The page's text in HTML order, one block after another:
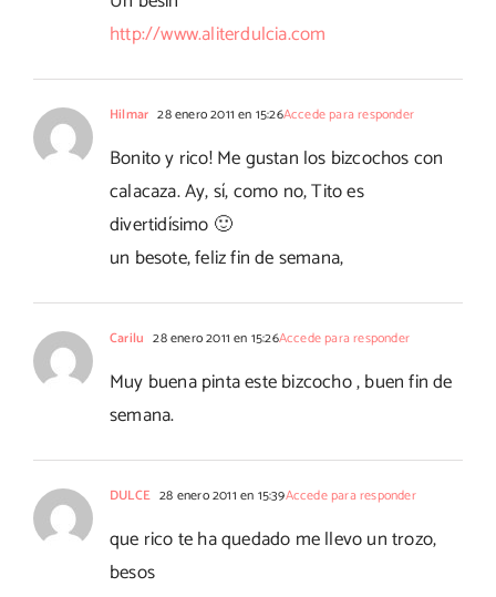
http://www.aliterdulcia.com
Hilmar 28 enero 2011 en 15:26Accede para responder
Bonito y rico! Me gustan los bizcochos con
calacaza. Ay, sí, como no, Tito es
divertidísimo 🙂
un besote, feliz fin de semana,
Carilu 28 enero 2011 en 15:26Accede para responder
Muy buena pinta este bizcocho , buen fin de
semana.
DULCE 28 enero 2011 en 15:39Accede para responder
que rico te ha quedado me llevo un trozo,
besos